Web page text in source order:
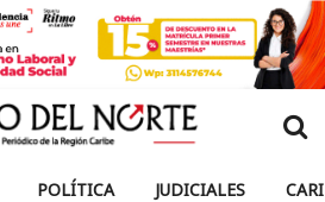
POLÍTICA JUDICIALES